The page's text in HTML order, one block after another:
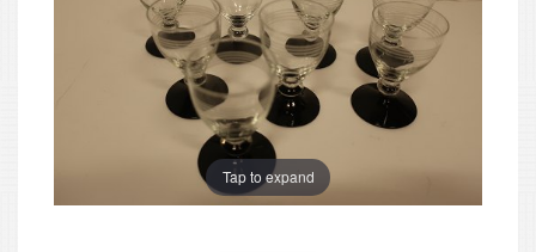
Tap to expand